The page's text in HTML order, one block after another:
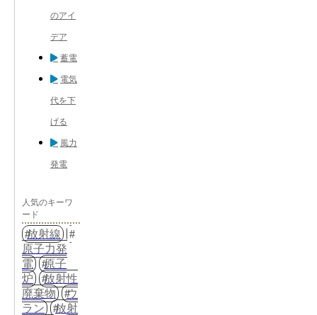
のアイ
デア
蓄電
電気
代を下
げる
風力
発電
人気のキーワ
ード
放射線
原子力発
電
原子
炉
放射性
廃棄物
ウ
ラン
放射